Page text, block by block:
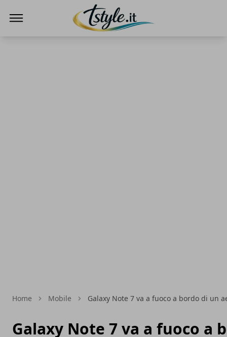
Home Mobile Galaxy Note 7 va a fuoco a bordo di un
Galaxy Note 7 va a fuoco a